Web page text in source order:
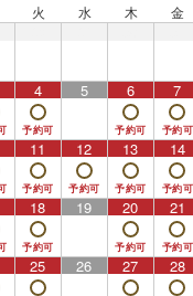
火 水 木 金
4 5 6 7
11 12 13 14
18 19 20 21
25 26 27 28